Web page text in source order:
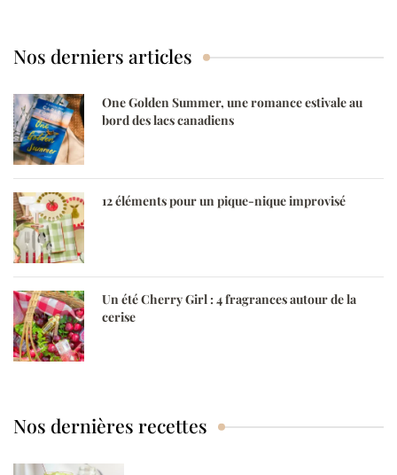
Nos derniers articles
One Golden Summer, une romance estivale au
bord des lacs canadiens
12 éléments pour un pique-nique improvisé
Un été Cherry Girl : 4 fragrances autour de la
cerise
Nos dernières recettes